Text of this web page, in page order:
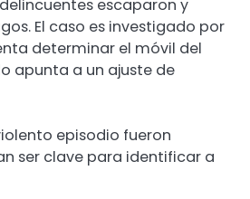
escaparon y
El caso es investigado por
determinar el móvil del
apunta a un ajuste de
episodio fueron
ser clave para identificar a